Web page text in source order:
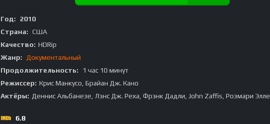
Год:
2010
Страна: США
Качество: HDRip
Жанр:
Документальный
Продолжительность:
1 час 10 минут
Режиссер: Крис Манкусо, Брайан Дж. Кано
Актёры: Деннис Альбанезе, Лэнс Дж. Реха, Фрэнк Дадли, John Zaffis, Розмари
6.8